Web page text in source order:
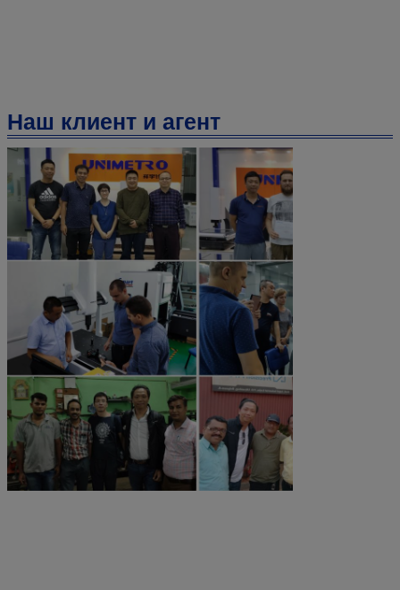
Наш клиент и агент